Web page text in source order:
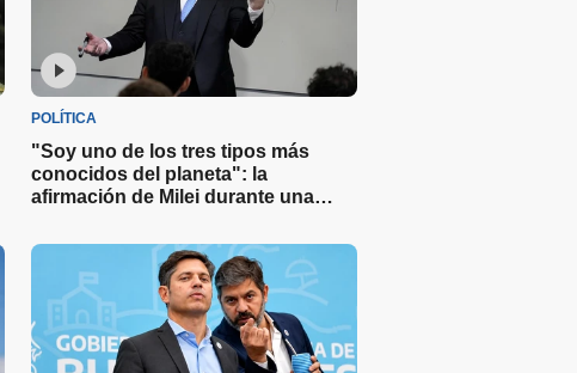
POLÍTICA
"Soy uno de los tres tipos más
conocidos del planeta": la
afirmación de Milei durante una
universidad privada